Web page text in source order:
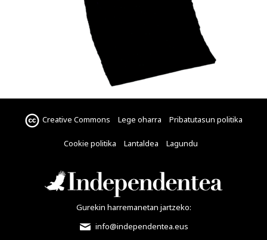
Creative Commons Lege oharra Pribatutasun politika
Cookie politika Lantaldea Lagundu
Gurekin harremanetan jartzeko:
info@independentea.eus